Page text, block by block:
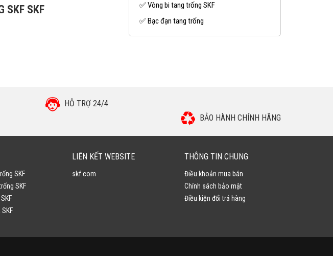
SKF SKF
✅ Vòng bi tang trống SKF
✅ Bạc đạn tang trống
HỖ TRỢ 24/4
BẢO HÀNH CHÍNH HÃNG
SKF
SKF
LIÊN KẾT WEBSITE
skf.com
THÔNG TIN CHUNG
Điều khoản mua bán
Chính sách bảo mật
Điều kiện đổi trả hàng